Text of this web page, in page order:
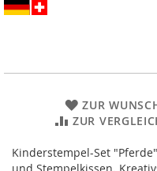
ZUR
ZUR
Kinderstempel-Set